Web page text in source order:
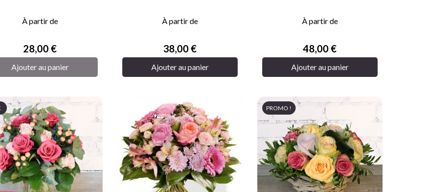
À partir de
Prix
28,00 €
Ajouter au panier
À partir de
Prix
38,00 €
Ajouter au panier
À partir de
Prix
48,00 €
Ajouter au panier
PROMO !